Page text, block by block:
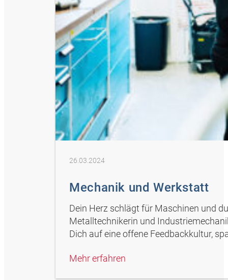
26.03.2024
Mechanik und Werkstatt
Dein Herz schlägt für Maschinen und
Metalltechnikerin und
Dich auf eine offene Feedbackkultur,
Mehr erfahren